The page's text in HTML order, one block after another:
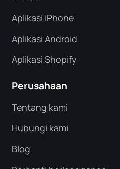
Aplikasi iPhone
Aplikasi Android
Aplikasi Shopify
Perusahaan
Tentang kami
Hubungi kami
Blog